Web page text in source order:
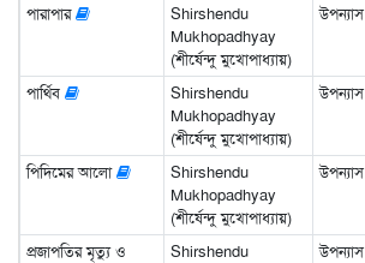
পারাপার
Shirshendu
Mukhopadhyay
(শীর্ষেন্দু মুখোপাধ্যায়)
উপন্যাস
পার্থিব
Shirshendu
Mukhopadhyay
(শীর্ষেন্দু মুখোপাধ্যায়)
উপন্যাস
পিদিমের আলো
Shirshendu
Mukhopadhyay
(শীর্ষেন্দু মুখোপাধ্যায়)
উপন্যাস
প্রজাপতির মৃত্যু ও
Shirshendu
উপন্যাস